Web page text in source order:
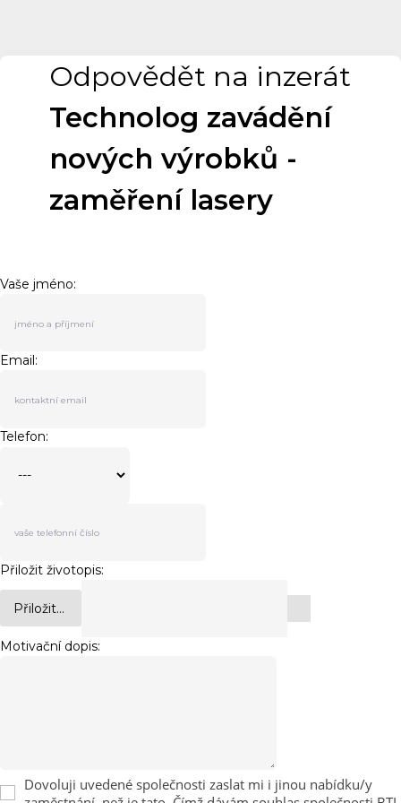
Odpovědět na inzerát
Technolog zavádění
nových výrobků -
zaměření lasery
Vaše jméno:
Email:
Telefon:
Přiložit životopis:
Přiložit...
Motivační dopis:
Dovoluji uvedené společnosti zaslat mi i jinou nabídku/y